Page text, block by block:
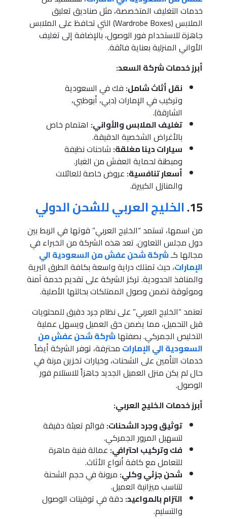
خدمات التغليف المتخصصة، مثل صناديق تعليق
الملابس (Wardrobe Boxes) التي تحافظ على الملابس
جاهزة للاستخدام فور الوصول، بالإضافة إلى تغليف
الأواني المنزلية بعناية فائقة.
أبرز خدمات شركة السعد:
نقل أثاث شامل: فك في السعودية
وتركيب في الإمارات (دبي، أبوظبي،
الشارقة).
تغليف الملابس والأواني: اهتمام خاص
بالأغراض الشخصية الدقيقة.
سيارات دينا مغلقة: شاحنات نظيفة
ومبطنة لحماية العفش من الغبار.
أسعار تنافسية: عروض خاصة للعائلات
والمنازل الكبيرة.
15. الخليج العربي للشحن الدولي
من اسمها، تستمد “الخليج العربي” قوتها في الربط بين
دول مجلس التعاون. تعد هذه الشركة من الخبراء في
مجالها كـشركة شحن عفش من السعودية الي
الإمارات، حيث تمتلك دراية واسعة بكافة الطرق البرية
والمنافذ الحدودية. تركز الشركة على تقديم خدمة آمنة
وموثوقة تضمن وصول الممتلكات بحالتها الأصلية.
تعتمد “الخليج العربي” على نظام جرد دقيق للمحتويات
قبل التحميل، مما يضمن حق العميل ويسهل عملية
التخليص الجمركي. بصفتهاشركة شحن عفش من
السعودية الي الإمارات محترفة، توفر الشركة أيضاً
خدمات التأمين على الشحنات، وخيارات تخزين مرنة في
حال لم يكن منزل العميل الجديد جاهزاً للاستلام فور
الوصول.
أبرز خدمات الخليج العربي:
توثيق وجرد الشحنات: قوائم تعبئة دقيقة
لتسهيل المرور الجمركي.
فك وتركيب احترافي:عمالة فنية ماهرة
للتعامل مع كافة أنواع الأثاث.
شحن جزئي وكلي: مرونة في حجم الشحنة
لتناسب ميزانية العميل.
التزام بالمواعيد: دقة في توقيتات الوصول
والتسليم.